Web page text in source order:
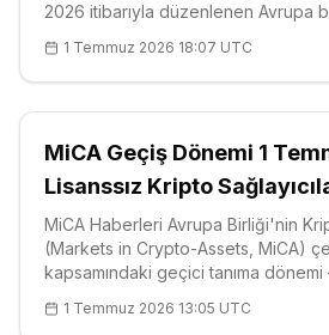
2026 itibarıyla düzenlenen Avrupa
düzenlemesi (Markets in Crypto-
bu tarihte tamamlad
1 Temmuz 2026 18:07 UTC
MiCA Geçiş Dönemi 1
Lisanssız Kripto
İtildi
MiCA Haberleri Avrupa Birliği'nin
(Markets in Crypto-Assets, MiCA)
kapsamındaki geçici tanıma
itibarıyla kapandı ve tam
1 Temmuz 2026 13:05 UTC